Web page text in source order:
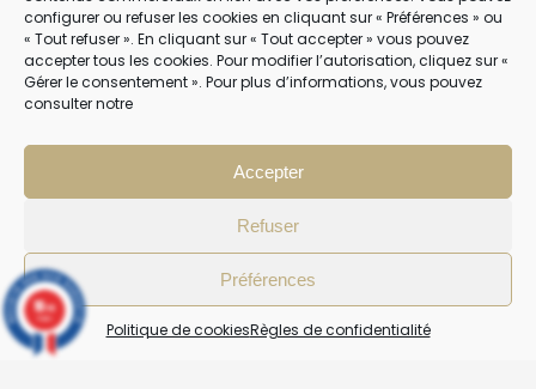
configurer ou refuser les cookies en cliquant sur « Préférences » ou
« Tout refuser ». En cliquant sur « Tout accepter » vous pouvez
accepter tous les cookies. Pour modifier l’autorisation, cliquez sur «
Gérer le consentement ». Pour plus d’informations, vous pouvez
consulter notre
Accepter
Refuser
Préférences
Politique de cookiesRègles de confidentialité
NOUS CONTACTER
04 22 54 75 02
NOTRE SERVICE CLIENT EST OUVERT DU LUNDI AU VENDREDI DE 9H À 12H
10/10
4 avis